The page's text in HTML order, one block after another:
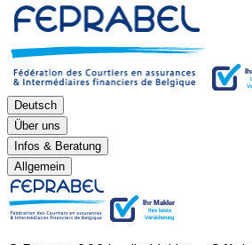
Deutsch
Über uns
Infos & Beratung
Allgemein